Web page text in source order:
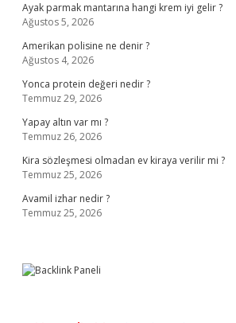
Ayak parmak mantarına hangi krem iyi gelir ?
Ağustos 5, 2026
Amerikan polisine ne denir ?
Ağustos 4, 2026
Yonca protein değeri nedir ?
Temmuz 29, 2026
Yapay altın var mı ?
Temmuz 26, 2026
Kira sözleşmesi olmadan ev kiraya verilir mi ?
Temmuz 25, 2026
Avamil izhar nedir ?
Temmuz 25, 2026